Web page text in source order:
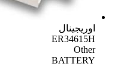
اوریجینال
ER34615H
Other
BATTERY